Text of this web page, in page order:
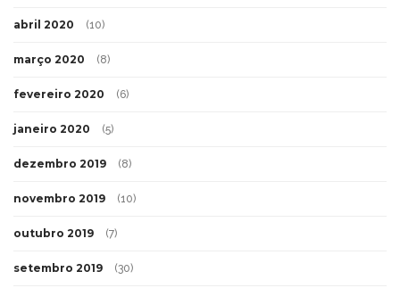
abril 2020 (10)
março 2020 (8)
fevereiro 2020 (6)
janeiro 2020 (5)
dezembro 2019 (8)
novembro 2019 (10)
outubro 2019 (7)
setembro 2019 (30)